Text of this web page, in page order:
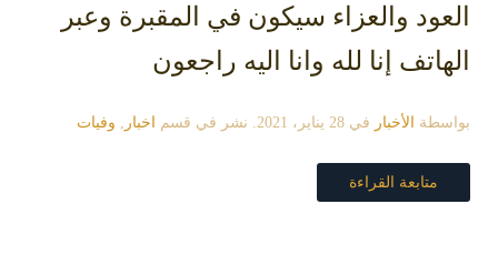
العود والعزاء سيكون في المقبرة وعبر
الهاتف إنا لله وانا اليه راجعون
بواسطة الأخبار في 28 يناير، 2021 . نشر في قسم اخبار , وفيات
متابعة القراءة